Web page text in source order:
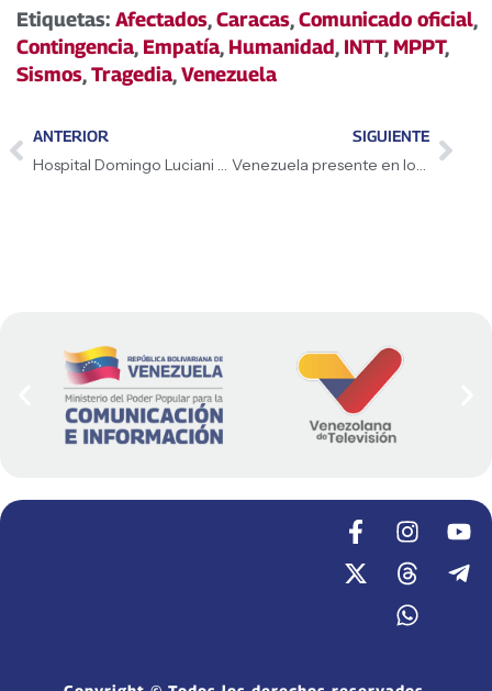
Etiquetas: Afectados,Caracas,Comunicado oficial,
Contingencia, Empatía, Humanidad, INTT, MPPT,
Sismos,Tragedia,Venezuela
ANTERIOR
Hospital Domingo Luciani garantizó atención médica integral a más de 400 pacientes ​
SIGUIENTE
Venezuela presente en los II Juegos Parasuramericanos Valledupar 2026 en muestra de resiliencia y hermandad